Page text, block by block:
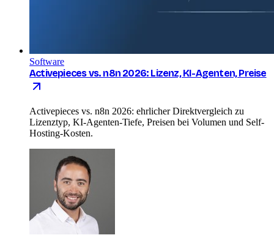
Software
Activepieces vs. n8n 2026: Lizenz, KI-Agenten, Preise
Activepieces vs. n8n 2026: ehrlicher Direktvergleich zu
Lizenztyp, KI-Agenten-Tiefe, Preisen bei Volumen und Self-
Hosting-Kosten.